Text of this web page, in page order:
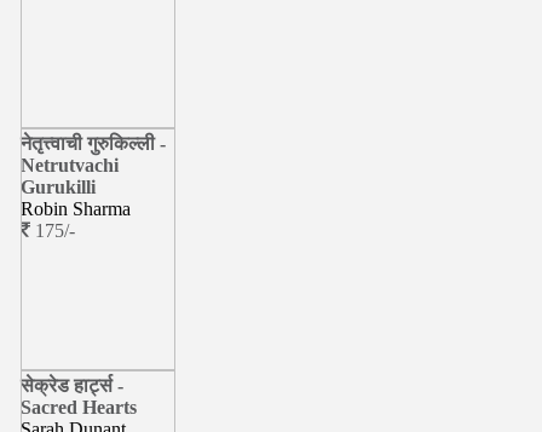
नेतृत्त्वाची गुरुकिल्ली -
Netrutvachi
Gurukilli
Robin Sharma
175/-
सेक्रेड हार्ट्स -
Sacred Hearts